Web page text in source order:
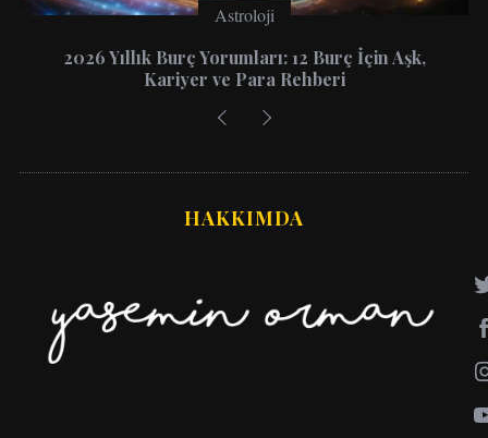
Astroloji
2026 Yıllık Burç Yorumları: 12 Burç İçin Aşk,
Kariyer ve Para Rehberi
HAKKIMDA